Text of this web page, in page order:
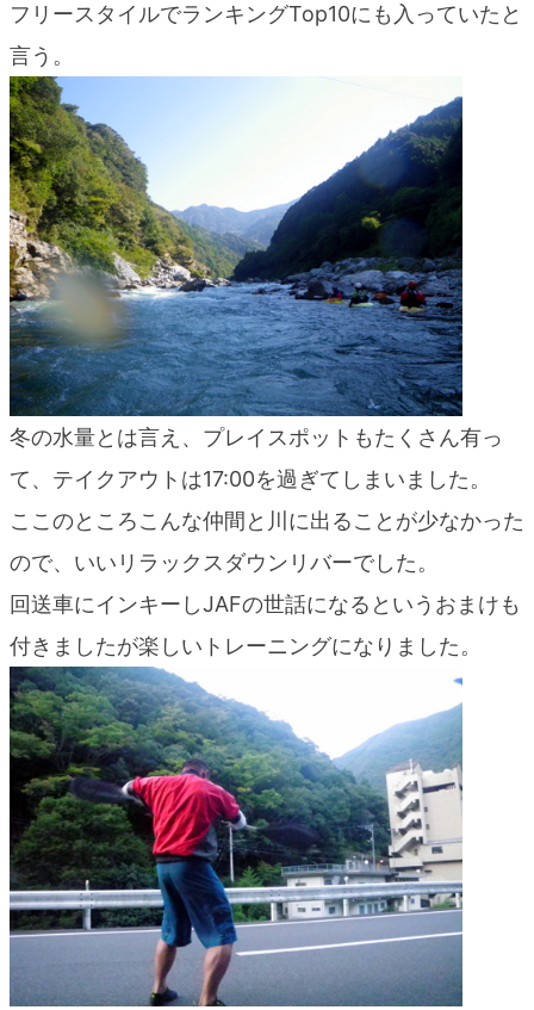
フリースタイルでランキングTop10にも入っていたと
言う。
冬の水量とは言え、プレイスポットもたくさん有っ
て、テイクアウトは17:00を過ぎてしまいました。
ここのところこんな仲間と川に出ることが少なかった
ので、いいリラックスダウンリバーでした。
回送車にインキーしJAFの世話になるというおまけも
付きましたが楽しいトレーニングになりました。